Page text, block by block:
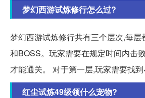
梦幻西游试炼修行怎么过?
梦幻西游试炼修行共有三个层次,每层
和BOSS。玩家需要在规定时间内击
才能通关。 对于第一层,玩家需要找到
红尘试炼49级领什么宠物?